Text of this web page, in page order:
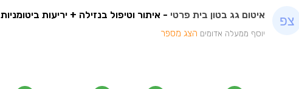
איטום גג בטון בית פרטי - איתור וטיפול בנזילה + יריעות ביטומניות 60 מטר
יוסף ממעלה אדומים הצג מספר